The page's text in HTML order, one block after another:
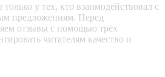
у тех, кто взаимодействовал с
предложениям. Перед
отзывы с помощью трёх
читателям качество и